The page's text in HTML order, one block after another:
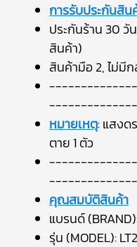
การรับประกันสิน
ประกันร้าน 30 วั
สินค้า)
สินค้ามือ 2, ไม่มีก
หมายเหตุ: แสงด
ตาย 1 ตัว
คุณสมบัติสินค้า
แบรนด์
รุ่น (MODEL):